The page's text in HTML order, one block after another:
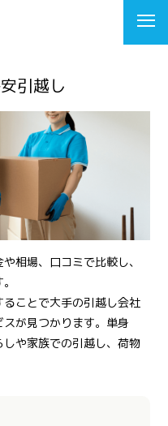
引越し
相場、口コミで比較し、
ことで大手の引越し会社
が見つかります。単身
しや家族での引越し、荷物